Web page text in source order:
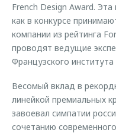
French Design Award.
как в конкурсе
компании из рейтинга
проводят ведущие
Французского
Весомый вклад в
линейкой премиальных
завоевал симпатии
сочетанию